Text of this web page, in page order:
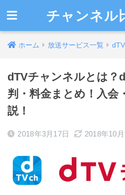
チャンネル
ホーム 放送サービス一覧
dTVチャンネルとは？
判・料金まとめ！入会
説！
2018年3月17日 2018年10月